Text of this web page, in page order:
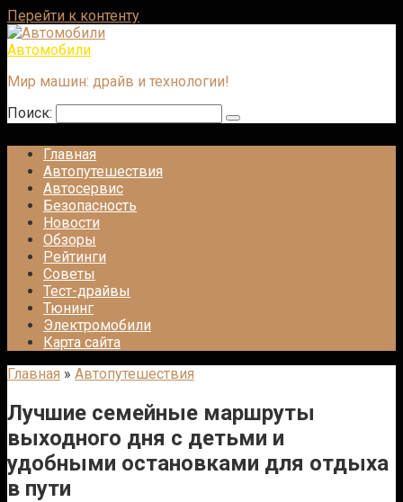
Перейти к контенту
Автомобили
Мир машин: драйв и технологии!
Поиск:
Главная
Автопутешествия
Автосервис
Безопасность
Новости
Обзоры
Рейтинги
Советы
Тест-драйвы
Тюнинг
Электромобили
Карта сайта
Главная » Автопутешествия
Лучшие семейные маршруты
выходного дня с детьми и
удобными остановками для отдыха
в пути